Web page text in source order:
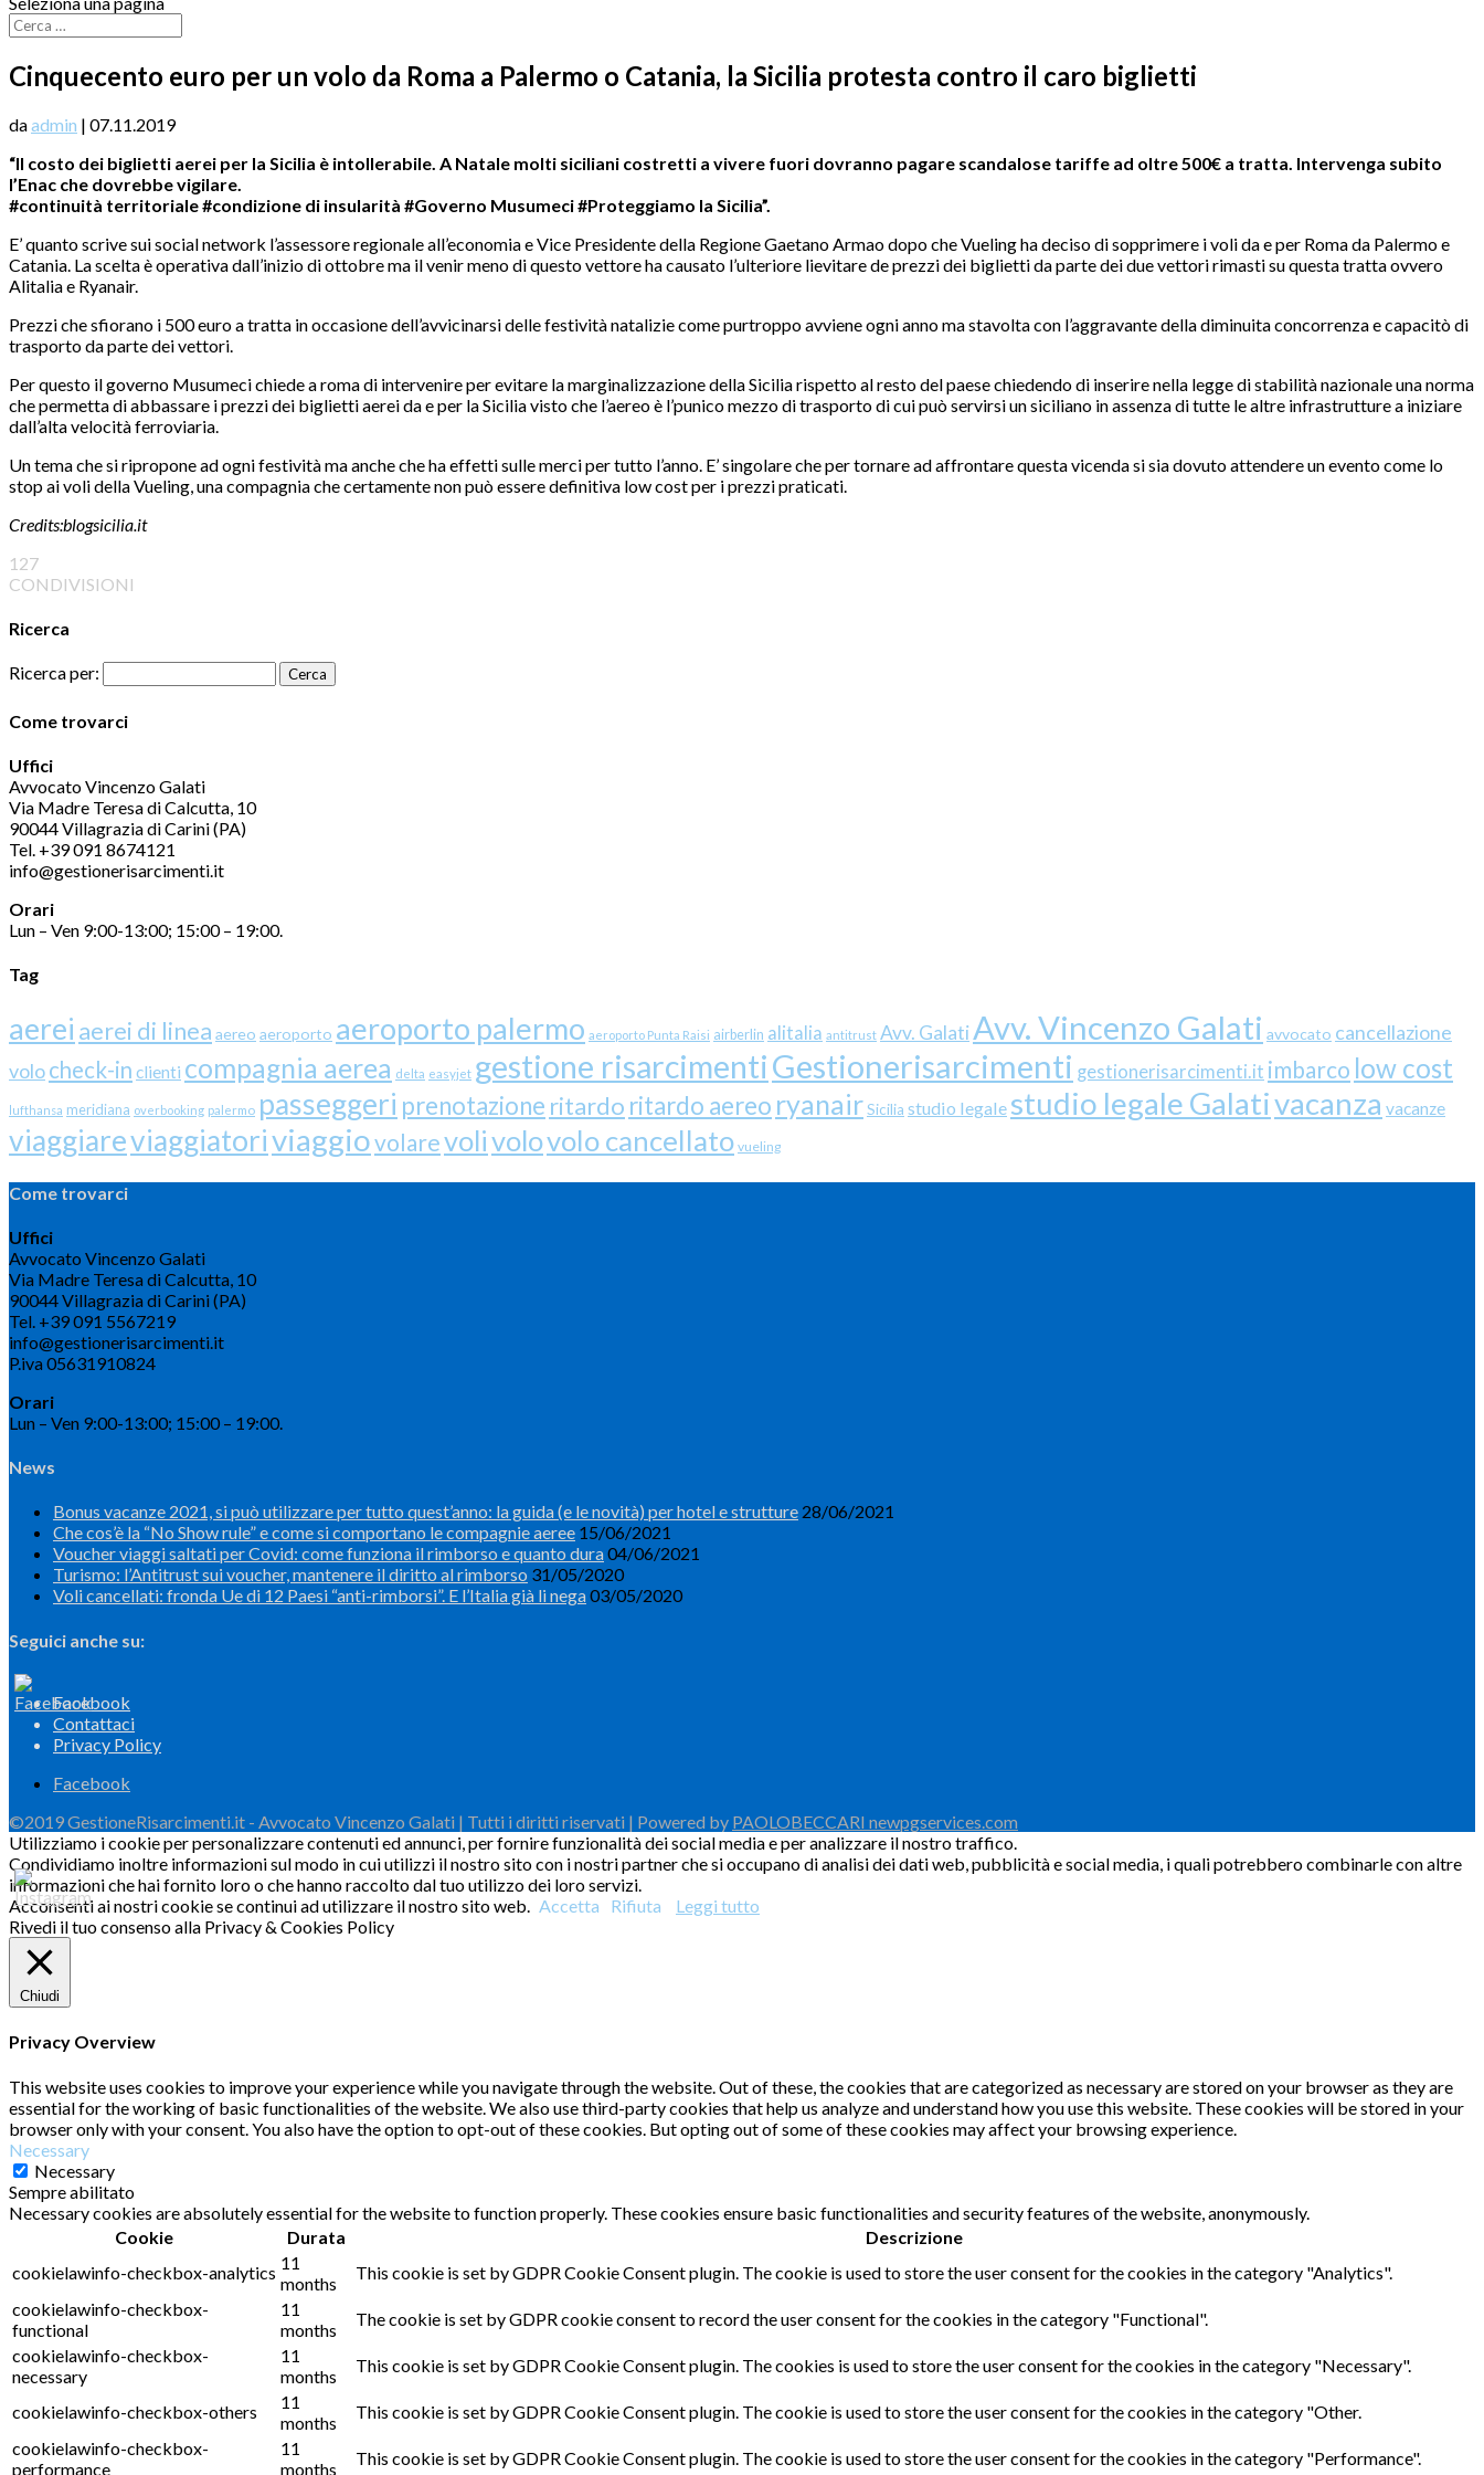
Cinquecento euro per un volo da Roma a Palermo o Catania, la Sicilia protesta contro il caro biglietti
daadmin | 07.11.2019
“Il costo dei biglietti aerei per la Sicilia è intollerabile. A Natale molti siciliani costretti a vivere fuori dovranno pagare scandalose tariffe ad oltre 500€ a tratta. Intervenga subito
l’Enac che dovrebbe vigilare.
#continuità territoriale #condizione di insularità #Governo Musumeci #Proteggiamo la Sicilia”.
E’ quanto scrive sui social network l’assessore regionale all’economia e Vice Presidente della Regione Gaetano Armao dopo che Vueling ha deciso di sopprimere i voli da e per Roma da Palermo e
Catania. La scelta è operativa dall’inizio di ottobre ma il venir meno di questo vettore ha causato l’ulteriore lievitare de prezzi dei biglietti da parte dei due vettori rimasti su questa tratta ovvero
Alitalia e Ryanair.
Prezzi che sfiorano i 500 euro a tratta in occasione dell’avvicinarsi delle festività natalizie come purtroppo avviene ogni anno ma stavolta con l’aggravante della diminuita concorrenza e capacitò di
trasporto da parte dei vettori.
Per questo il governo Musumeci chiede a roma di intervenire per evitare la marginalizzazione della Sicilia rispetto al resto del paese chiedendo di inserire nella legge di stabilità nazionale una norma
che permetta di abbassare i prezzi dei biglietti aerei da e per la Sicilia visto che l’aereo è l’punico mezzo di trasporto di cui può servirsi un siciliano in assenza di tutte le altre infrastrutture a iniziare
dall’alta velocità ferroviaria.
Un tema che si ripropone ad ogni festività ma anche che ha effetti sulle merci per tutto l’anno. E’ singolare che per tornare ad affrontare questa vicenda si sia dovuto attendere un evento come lo
stop ai voli della Vueling, una compagnia che certamente non può essere definitiva low cost per i prezzi praticati.
Credits:blogsicilia.it
127
CONDIVISIONI
Ricerca
Ricerca per:
Come trovarci
Uffici
Avvocato Vincenzo Galati
Via Madre Teresa di Calcutta, 10
90044 Villagrazia di Carini (PA)
Tel. +39 091 8674121
info@gestionerisarcimenti.it
Orari
Lun – Ven 9:00-13:00; 15:00 – 19:00.
Tag
aerei aerei di linea aereo aeroporto aeroporto palermo aeroporto Punta Raisi airberlin alitalia antitrust Avv. GalatiAvv. Vincenzo Galati avvocato cancellazione
volocheck-in clienti compagnia aerea delta easyjet gestione risarcimentiGestionerisarcimenti gestionerisarcimenti.it imbarco low cost
lufthansa meridiana overbooking palermo passeggeri prenotazione ritardo ritardo aereo ryanairSicilia studio legale studio legale Galativacanza vacanze
viaggiareviaggiatoriviaggiovolarevolivolovolo cancellato vueling
Come trovarci
Uffici
Avvocato Vincenzo Galati
Via Madre Teresa di Calcutta, 10
90044 Villagrazia di Carini (PA)
Tel. +39 091 5567219
info@gestionerisarcimenti.it
P.iva 05631910824
Orari
Lun – Ven 9:00-13:00; 15:00 – 19:00.
News
Bonus vacanze 2021, si può utilizzare per tutto quest’anno: la guida (e le novità) per hotel e strutture 28/06/2021
Che cos’è la “No Show rule” e come si comportano le compagnie aeree 15/06/2021
Voucher viaggi saltati per Covid: come funziona il rimborso e quanto dura04/06/2021
Turismo: l’Antitrust sui voucher, mantenere il diritto al rimborso 31/05/2020
Voli cancellati: fronda Ue di 12 Paesi “anti-rimborsi”. E l’Italia già li nega03/05/2020
Seguici anche su:
Facebook
Contattaci
Privacy Policy
Facebook
©2019 GestioneRisarcimenti.it - Avvocato Vincenzo Galati | Tutti i diritti riservati | Powered by PAOLOBECCARI newpgservices.com
Utilizziamo i cookie per personalizzare contenuti ed annunci, per fornire funzionalità dei social media e per analizzare il nostro traffico.
Condividiamo inoltre informazioni sul modo in cui utilizzi il nostro sito con i nostri partner che si occupano di analisi dei dati web, pubblicità e social media, i quali potrebbero combinarle con altre
informazioni che hai fornito loro o che hanno raccolto dal tuo utilizzo dei loro servizi.
Acconsenti ai nostri cookie se continui ad utilizzare il nostro sito web. Accetta Rifiuta
Leggi tutto
Rivedi il tuo consenso alla Privacy & Cookies Policy
Chiudi
Privacy Overview
This website uses cookies to improve your experience while you navigate through the website. Out of these, the cookies that are categorized as necessary are stored on your browser as they are
essential for the working of basic functionalities of the website. We also use third-party cookies that help us analyze and understand how you use this website. These cookies will be stored in your
browser only with your consent. You also have the option to opt-out of these cookies. But opting out of some of these cookies may affect your browsing experience.
Necessary
Necessary
Sempre abilitato
Necessary cookies are absolutely essential for the website to function properly. These cookies ensure basic functionalities and security features of the website, anonymously.
Cookie
Durata
Descrizione
cookielawinfo-checkbox-analytics 11
months
This cookie is set by GDPR Cookie Consent plugin. The cookie is used to store the user consent for the cookies in the category "Analytics".
cookielawinfo-checkbox-
functional
11
months
The cookie is set by GDPR cookie consent to record the user consent for the cookies in the category "Functional".
cookielawinfo-checkbox-
necessary
11
months
This cookie is set by GDPR Cookie Consent plugin. The cookies is used to store the user consent for the cookies in the category "Necessary".
cookielawinfo-checkbox-others
11
months
This cookie is set by GDPR Cookie Consent plugin. The cookie is used to store the user consent for the cookies in the category "Other.
cookielawinfo-checkbox-
performance
11
months
This cookie is set by GDPR Cookie Consent plugin. The cookie is used to store the user consent for the cookies in the category "Performance".